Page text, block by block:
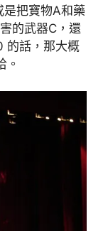
是把寶物A和藥
的武器C，還
的話，那大概
。